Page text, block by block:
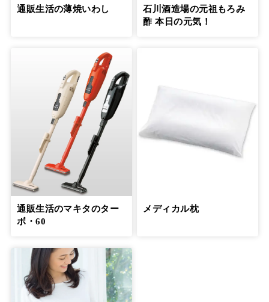
通販生活の薄焼いわし
石川酒造場の元祖もろみ
酢 本日の元気！
通販生活のマキタのター
ボ・60
メディカル枕